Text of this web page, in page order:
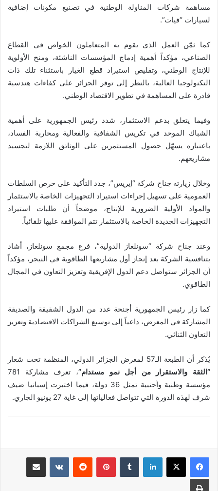
مساهمة شركات المناولة الوطنية في تصنيع مكونات إضافية
لسيارات “فيات”.
كما ثمّن العمل الذي يقوم به المتعاملون الخواص في القطاع
الصناعي، مؤكداً أهمية إدماج المؤسسات الناشئة، ومنح الأولوية
للإنتاج الوطني، وتقليص استيراد قطع الغيار باستثناء تلك ذات
التكنولوجيا العالية، بالنظر إلى توفر الجزائر على كفاءات هندسية
قادرة على المساهمة في تطوير الاقتصاد الوطني.
وفيما يتعلق بدعم الاستثمار، شدد رئيس الجمهورية على أهمية
الشباك الموحد في تكريس الشفافية والفعالية ومحاربة الفساد،
باعتباره يسهّل حصول المستثمرين على الوثائق اللازمة لتجسيد
مشاريعهم.
وخلال زيارته جناح شركة “إيريس”، جدد التأكيد على حرص السلطات
العمومية على تسهيل إجراءات استيراد التجهيزات الخاصة بالاستثمار
والمواد الأولية الضرورية للإنتاج، موضحاً أن طلبات استيراد
التجهيزات الجديدة الخاصة بالاستثمار تتم الموافقة عليها تلقائياً.
وعند جناح شركة “سونلغاز الدولية”، فرع مجمع سونلغاز، أشاد
بتنافسية الشركة بعد إنجاز أول مشاريعها الطاقوية في النيجر، مؤكداً
أن الجزائر ستواصل دعم الدول الإفريقية وتعزيز التعاون في المجال
الطاقوي.
كما زار رئيس الجمهورية أجنحة عدد من الدول الشقيقة والصديقة
المشاركة في المعرض، داعياً إلى توسيع الشراكات الاقتصادية وتعزيز
التعاون الثنائي.
يُذكر أن الطبعة الـ57 لمعرض الجزائر الدولي، المنظمة تحت شعار
“الثقة والاستقرار من أجل نمو مستدام”
، تعرف مشاركة 781
مؤسسة وطنية وأجنبية تمثل 36 دولة، فيما اختيرت إسبانيا ضيف
شرف لهذه الدورة التي تتواصل فعالياتها إلى غاية 27 يونيو الجاري.
لينكدإن بينتيريست